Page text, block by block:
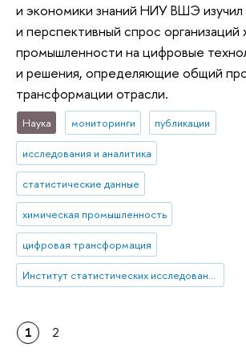
и экономики знаний НИУ ВШЭ изучил
и перспективный спрос организаций
промышленности на цифровые
и решения, определяющие общий
трансформации отрасли.
Наука мониторинги публикации
исследования и аналитика
статистические данные
химическая промышленность
цифровая трансформация
Институт статистических исследований и экономики знаний
1 2